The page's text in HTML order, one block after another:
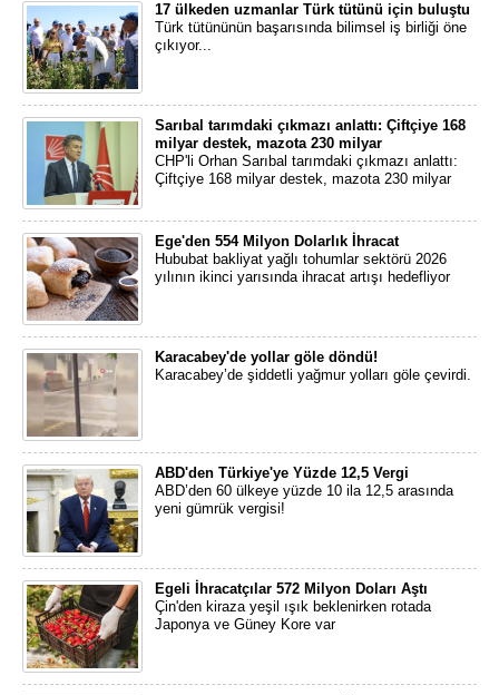
17 ülkeden uzmanlar Türk tütünü için buluştu
Türk tütününün başarısında bilimsel iş birliği öne
çıkıyor...
Sarıbal tarımdaki çıkmazı anlattı: Çiftçiye 168
milyar destek, mazota 230 milyar
CHP'li Orhan Sarıbal tarımdaki çıkmazı anlattı:
Çiftçiye 168 milyar destek, mazota 230 milyar
Ege'den 554 Milyon Dolarlık İhracat
Hububat bakliyat yağlı tohumlar sektörü 2026
yılının ikinci yarısında ihracat artışı hedefliyor
Karacabey'de yollar göle döndü!
Karacabey’de şiddetli yağmur yolları göle çevirdi.
ABD'den Türkiye'ye Yüzde 12,5 Vergi
ABD’den 60 ülkeye yüzde 10 ila 12,5 arasında
yeni gümrük vergisi!
Egeli İhracatçılar 572 Milyon Doları Aştı
Çin'den kiraza yeşil ışık beklenirken rotada
Japonya ve Güney Kore var